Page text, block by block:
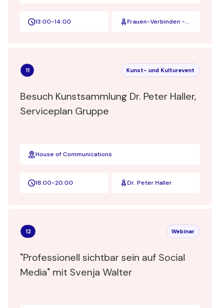
13:00-14:00
Frauen-Verbinden -
11 Kunst- und Kulturevent
Besuch Kunstsammlung Dr. Peter Haller,
Serviceplan Gruppe
House of Communications
18:00-20:00 Dr. Peter Haller
12 Webinar
"Professionell sichtbar sein auf Social
Media" mit Svenja Walter